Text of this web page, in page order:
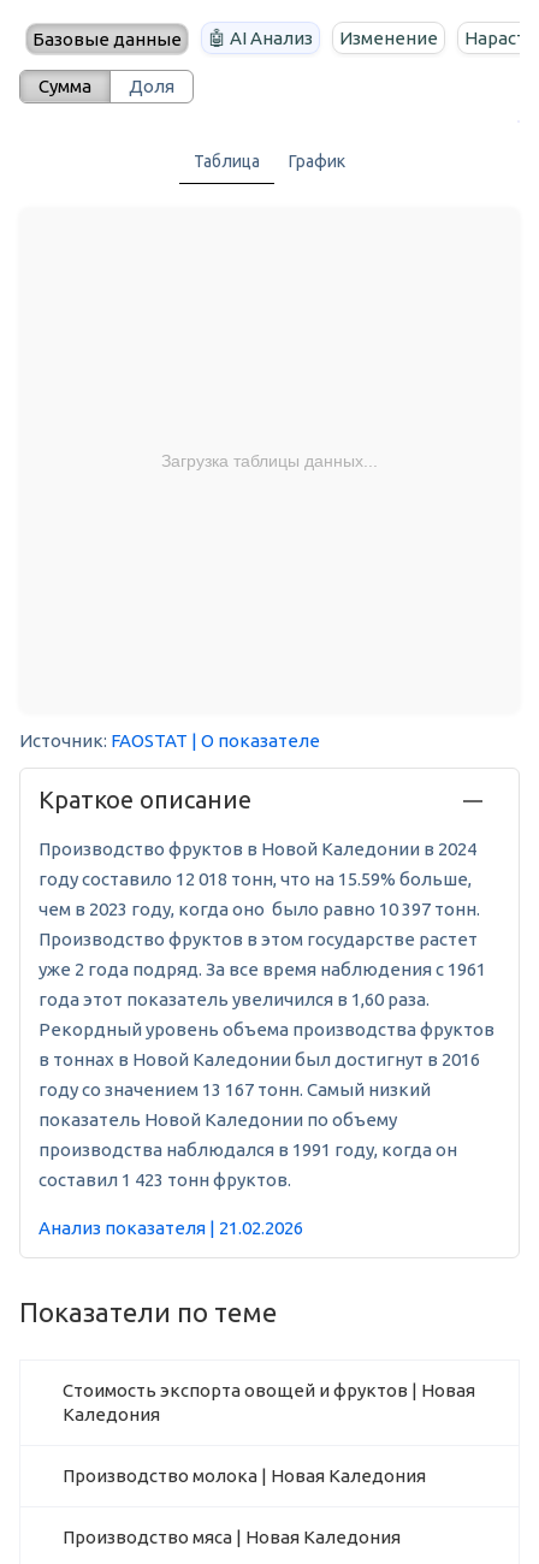
Базовые данные 🤖 AI Анализ Изменение
Сумма Доля
Таблица График
Загрузка таблицы данных...
Источник: FAOSTAT | О показателе
Краткое описание
Производство фруктов в Новой Каледонии в 2024
году составило 12 018 тонн, что на 15.59% больше,
чем в 2023 году, когда оно было равно 10 397 тонн.
Производство фруктов в этом государстве растет
уже 2 года подряд. За все время наблюдения с 1961
года этот показатель увеличился в 1,60 раза.
Рекордный уровень объема производства фруктов
в тоннах в Новой Каледонии был достигнут в 2016
году со значением 13 167 тонн. Самый низкий
показатель Новой Каледонии по объему
производства наблюдался в 1991 году, когда он
составил 1 423 тонн фруктов.
Анализ показателя | 21.02.2026
Показатели по теме
Стоимость экспорта овощей и фруктов | Новая
Каледония
Производство молока | Новая Каледония
Производство мяса | Новая Каледония